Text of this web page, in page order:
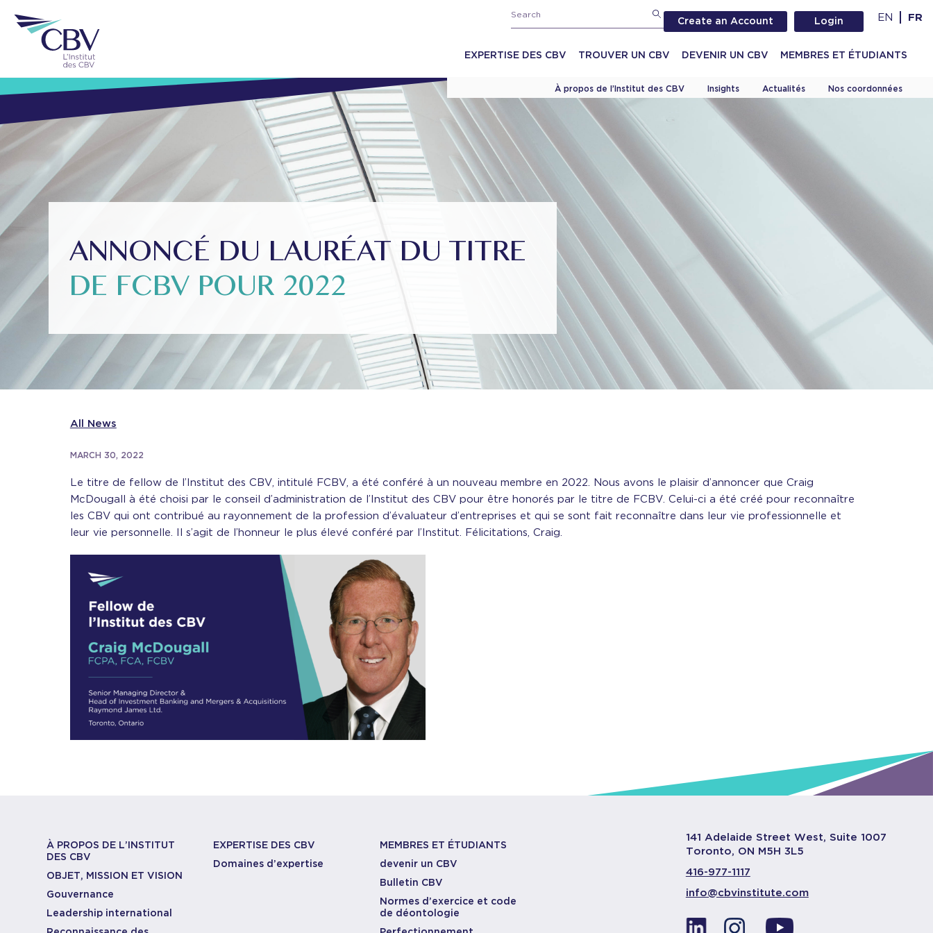
Create an Account Login EN FR
EXPERTISE DES CBV TROUVER UN CBV DEVENIR UN CBV MEMBRES ET ÉTUDIANTS
À propos de l’Institut des CBV Insights Actualités Nos coordonnées
ANNONCÉ DU LAURÉAT DU TITRE
DE FCBV POUR 2022
All News
MARCH 30, 2022
Le titre de fellow de l’Institut des CBV, intitulé FCBV, a été conféré à un nouveau membre en 2022. Nous avons le plaisir d’annoncer que Craig
McDougall à été choisi par le conseil d’administration de l’Institut des CBV pour être honorés par le titre de FCBV. Celui-ci a été créé pour reconnaître
les CBV qui ont contribué au rayonnement de la profession d’évaluateur d’entreprises et qui se sont fait reconnaître dans leur vie professionnelle et
leur vie personnelle. Il s’agit de l’honneur le plus élevé conféré par l’Institut. Félicitations, Craig.
À PROPOS DE L’INSTITUT
DES CBV
OBJET, MISSION ET VISION
Gouvernance
Leadership international
EXPERTISE DES CBV
Domaines d’expertise
MEMBRES ET ÉTUDIANTS
devenir un CBV
Bulletin CBV
Normes d’exercice et code
de déontologie
141 Adelaide Street West, Suite 1007
Toronto, ON M5H 3L5
416-977-1117
info@cbvinstitute.com